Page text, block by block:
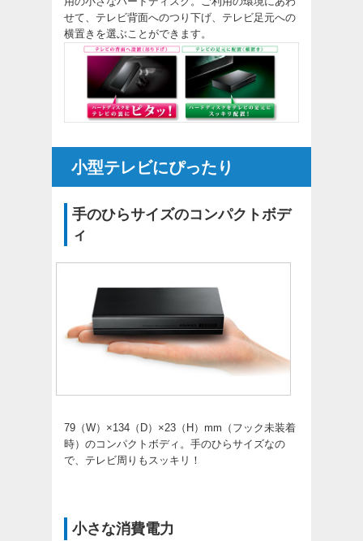
せて、テレビ背面へのつり下げ、テレビ足元への
横置きを選ぶことができます。
小型テレビにぴったり
手のひらサイズのコンパクトボデ
ィ
79（W）×134（D）×23（H）mm（フック未装着
時）のコンパクトボディ。手のひらサイズなの
で、テレビ周りもスッキリ！
小さな消費電力